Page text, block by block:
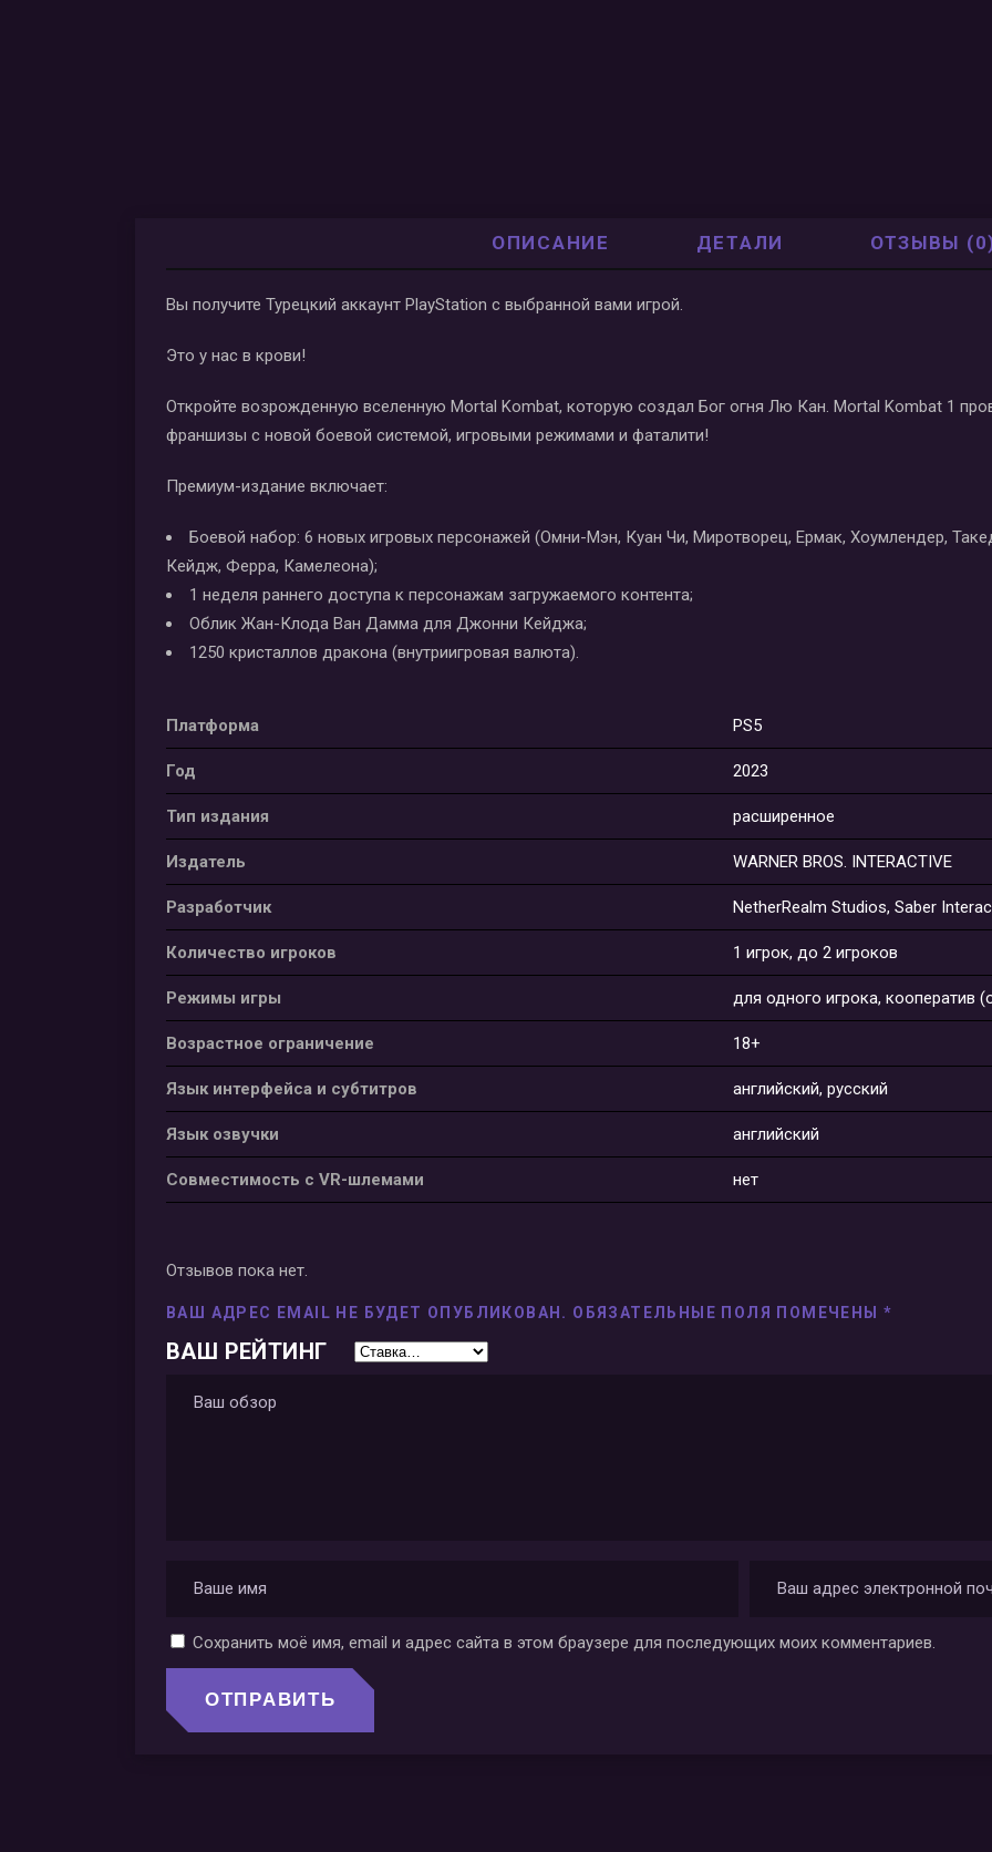
ОПИСАНИЕ ДЕТАЛИ ОТЗЫВЫ
Вы получите Турецкий аккаунт PlayStation с выбранной вами игрой.
Это у нас в крови!
Откройте возрожденную вселенную Mortal Kombat, которую создал Бог огня Лю Кан. Mortal Kombat 1
франшизы с новой боевой системой, игровыми режимами и фаталити!
Премиум-издание включает:
Боевой набор: 6 новых игровых персонажей (Омни-Мэн, Куан Чи, Миротворец, Ермак, Хоумлендер,
Кейдж, Ферра, Камелеона);
1 неделя раннего доступа к персонажам загружаемого контента;
Облик Жан-Клода Ван Дамма для Джонни Кейджа;
1250 кристаллов дракона (внутриигровая валюта).
Платформа PS5
Год 2023
Тип издания расширенное
Издатель WARNER BROS. INTERACTIVE
Разработчик NetherRealm Studios, Saber
Количество игроков 1 игрок, до 2 игроков
Режимы игры для одного игрока, кооператив
Возрастное ограничение 18+
Язык интерфейса и субтитров английский, русский
Язык озвучки английский
Совместимость с VR-шлемами нет
Отзывов пока нет.
ВАШ АДРЕС EMAIL НЕ БУДЕТ ОПУБЛИКОВАН. ОБЯЗАТЕЛЬНЫЕ ПОЛЯ ПОМЕЧЕНЫ*
ВАШ РЕЙТИНГ
Сохранить моё имя, email и адрес сайта в этом браузере для последующих моих комментариев.